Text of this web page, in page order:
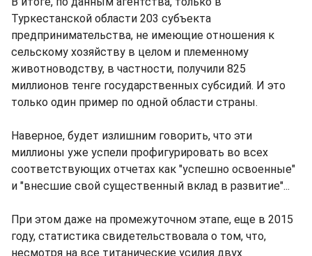
Туркестанской области 203 субъекта
предпринимательства, не имеющие отношения к
сельскому хозяйству в целом и племенному
животноводству, в частности, получили 825
миллионов тенге государственных субсидий. И это
только один пример по одной области страны.
Наверное, будет излишним говорить, что эти
миллионы уже успели профигурировать во всех
соответствующих отчетах как "успешно освоенные"
и "внесшие свой существенный вклад в развитие"...
При этом даже на промежуточном этапе, еще в 2015
году, статистика свидетельствовала о том, что,
несмотря на все титанические усилия двух